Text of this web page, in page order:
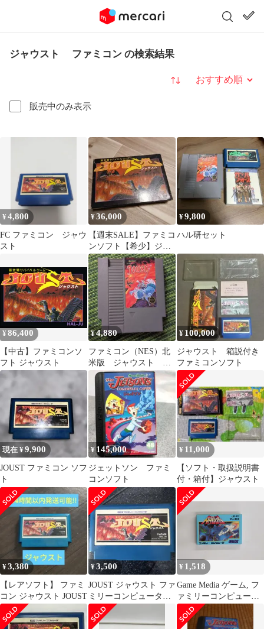
ジャウスト ファミコン の検索結果
販売中のみ表示
並び替え
¥4,800
FC ファミコン ジャウ
スト
¥36,000
【週末SALE】ファミコ
ンソフト【希少】ジャ
ウスト※追加値下げ不
可
¥9,800
ハル研セット
¥86,400
【中古】ファミコンソ
フト ジャウスト
¥4,880
ファミコン（NES）北
米版 ジャウスト
joust
¥ 100,000
ジャウスト 箱説付き
ファミコンソフト
現在 ¥9,900
JOUST ファミコン ソフ
ト
¥145,000
ジェットソン ファミ
コンソフト
¥ 11,000
【ソフト・取扱説明書
付・箱付】ジャウスト
¥3,380
【レアソフト】 ファミ
コン ジャウスト JOUST
¥3,500
JOUST ジャウスト ファ
ミリーコンピュータ用
カセット
¥ 1,518
Game Media ゲーム, フ
ァミリーコンピュータ
アーガス JF07 JALECO
/00110